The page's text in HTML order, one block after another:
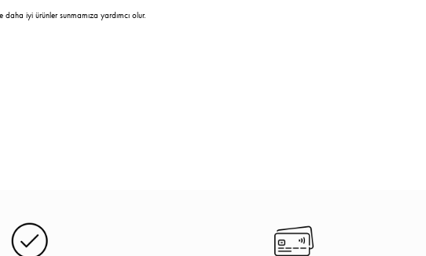
iyi ürünler sunmamıza yardımcı olur.